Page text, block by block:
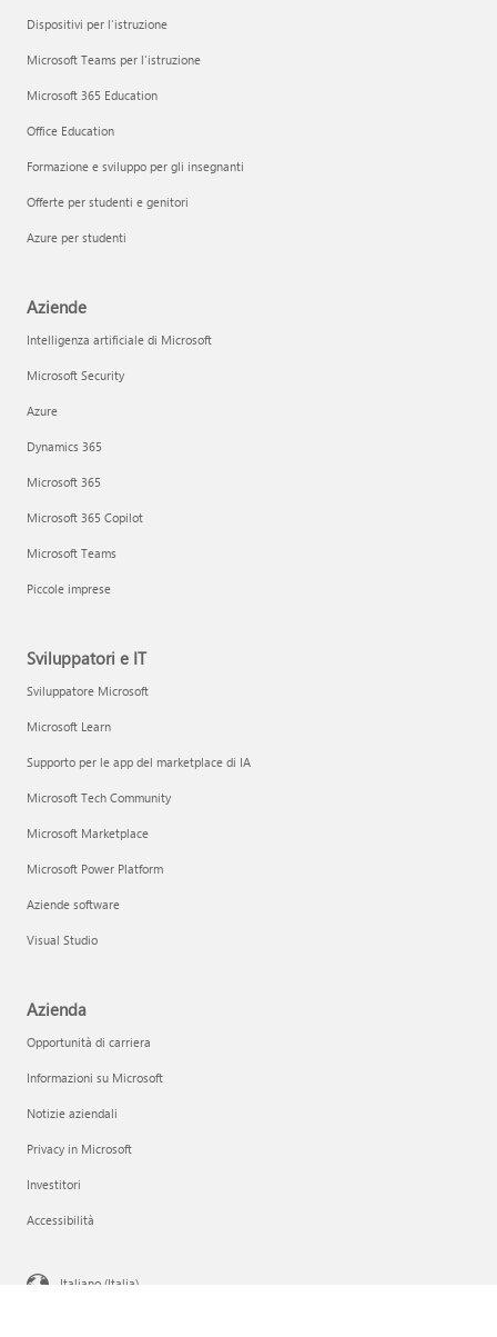
Dispositivi per l'istruzione
Microsoft Teams per l'istruzione
Microsoft 365 Education
Office Education
Formazione e sviluppo per gli insegnanti
Offerte per studenti e genitori
Azure per studenti
Aziende
Intelligenza artificiale di Microsoft
Microsoft Security
Azure
Dynamics 365
Microsoft 365
Microsoft 365 Copilot
Microsoft Teams
Piccole imprese
Sviluppatori e IT
Sviluppatore Microsoft
Microsoft Learn
Supporto per le app del marketplace di IA
Microsoft Tech Community
Microsoft Marketplace
Microsoft Power Platform
Aziende software
Visual Studio
Azienda
Opportunità di carriera
Informazioni su Microsoft
Notizie aziendali
Privacy in Microsoft
Investitori
Accessibilità
Italiano (Italia)